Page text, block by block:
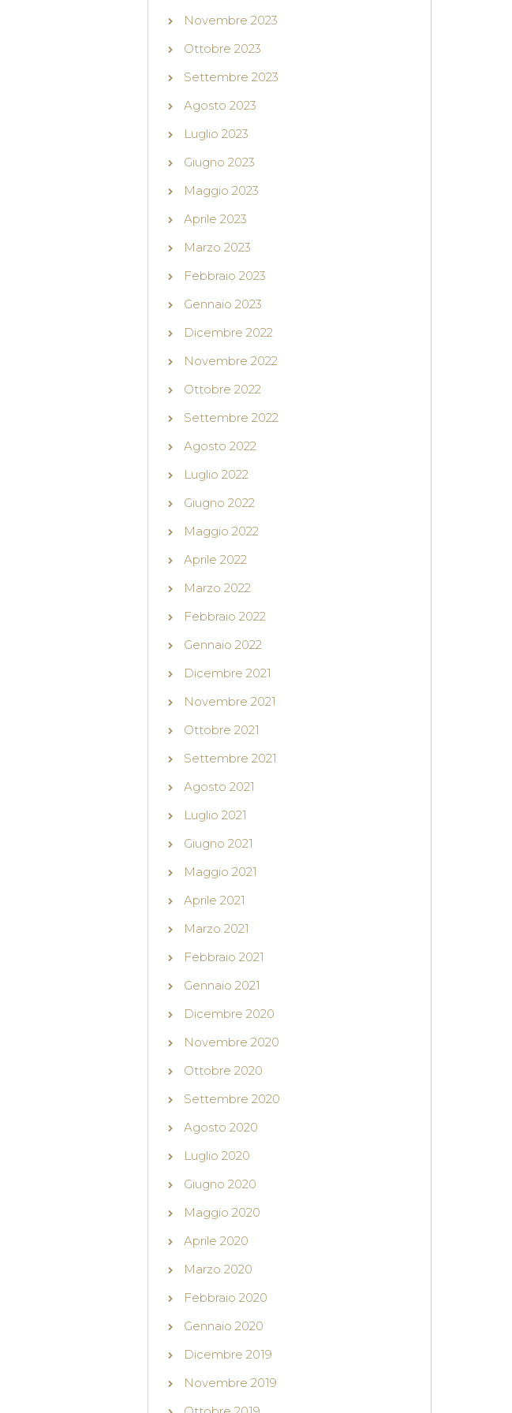
Novembre 2023
Ottobre 2023
Settembre 2023
Agosto 2023
Luglio 2023
Giugno 2023
Maggio 2023
Aprile 2023
Marzo 2023
Febbraio 2023
Gennaio 2023
Dicembre 2022
Novembre 2022
Ottobre 2022
Settembre 2022
Agosto 2022
Luglio 2022
Giugno 2022
Maggio 2022
Aprile 2022
Marzo 2022
Febbraio 2022
Gennaio 2022
Dicembre 2021
Novembre 2021
Ottobre 2021
Settembre 2021
Agosto 2021
Luglio 2021
Giugno 2021
Maggio 2021
Aprile 2021
Marzo 2021
Febbraio 2021
Gennaio 2021
Dicembre 2020
Novembre 2020
Ottobre 2020
Settembre 2020
Agosto 2020
Luglio 2020
Giugno 2020
Maggio 2020
Aprile 2020
Marzo 2020
Febbraio 2020
Gennaio 2020
Dicembre 2019
Novembre 2019